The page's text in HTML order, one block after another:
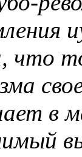
что
в